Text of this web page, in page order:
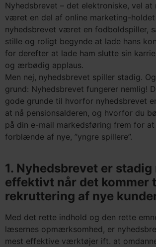
Nyhedsbrevet – det elektroniske, vel
været en del af online marketing-
nyhedsbrevet været en fodboldspiller,
stille og roligt begynde at lade hans
for derefter at lade ham slutte sin
og ærbødig applaus.
Men nej, nyhedsbrevet spiller stadig.
grund: Nyhedsbrevet fungerer nemlig!
gode grunde til hvorfor nyhedsbrevet
at nå pensionsalderen, og hvorfor du
på din e-mail markedsføring frem for
forblænde af nye, ”yngre spillere”.
1. Nyhedsbrevet er stadig
effektivt når det kommer
rekruttering af nye
Med det rette indhold og den rette
læsernes opmærksomhed, er
mest effektive værktøjer ift. at